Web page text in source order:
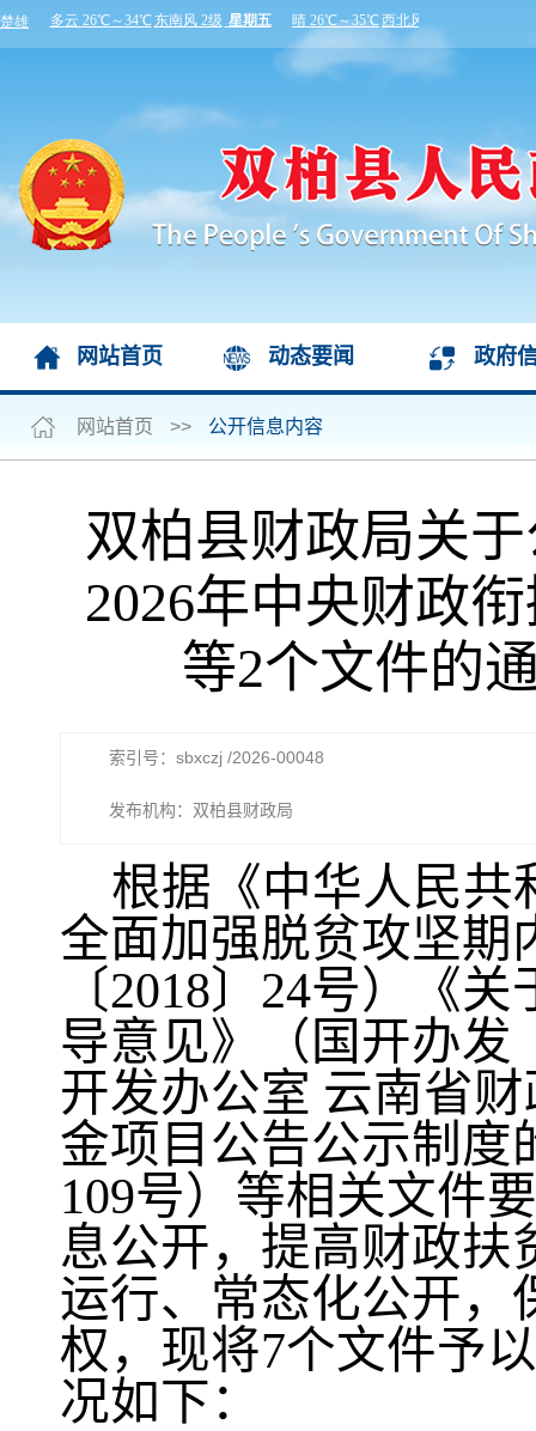
网站首页 动态要闻 政府
网站首页 >> 公开信息内容
双柏县财政局关
2026年中央财政
等2个文件的
索引号：sbxczj /2026-00048
发布机构：双柏县财政局
根据《中华人民共
全面加强脱贫攻坚期
〔2018〕 24号）《关
导意见》（国开办发
开发办公室 云南省
金项目公告公示制度
109号）等相关文件
息公开，提高财政扶
运行、常态化公开，
权，现将7个文件予
况如下：